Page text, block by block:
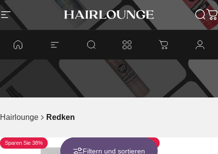
Direkt zum Inhalt
Seitennavigation Top Hair GmbH
Hairlounge Redken
Filtern und sortieren
Sparen Sie 38% Sparen Sie 38%